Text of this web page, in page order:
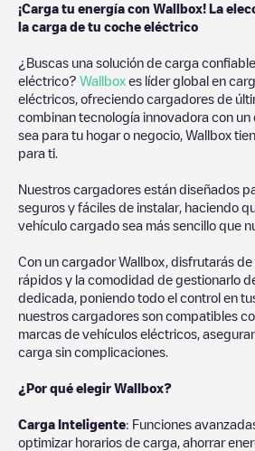
¡Carga tu energía con Wallbox! La
la carga de tu coche eléctrico
¿Buscas una solución de carga
eléctrico? Wallbox es líder global en
eléctricos, ofreciendo cargadores de
combinan tecnología innovadora con un
sea para tu hogar o negocio, Wallbox
para ti.
Nuestros cargadores están diseñados
seguros y fáciles de instalar, haciendo
vehículo cargado sea más sencillo que
Con un cargador Wallbox, disfrutarás
rápidos y la comodidad de gestionarlo
dedicada, poniendo todo el control en
nuestros cargadores son compatibles
marcas de vehículos eléctricos,
carga sin complicaciones.
¿Por qué elegir Wallbox?
Carga Inteligente: Funciones
optimizar horarios de carga, ahorrar